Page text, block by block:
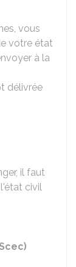
vous
votre état
à la
délivrée
il faut
civil